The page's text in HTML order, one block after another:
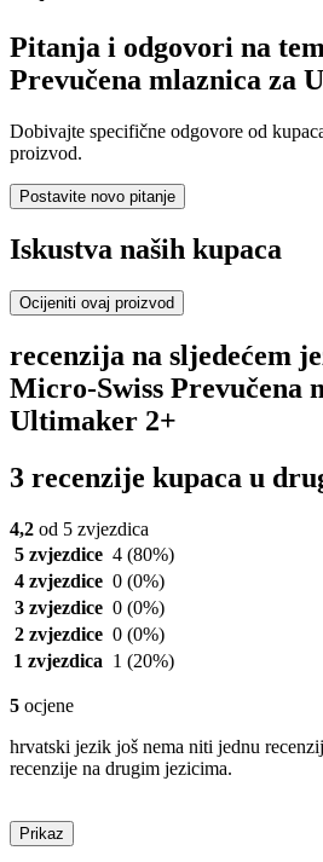
Pitanja i odgovori na
Prevučena mlaznica za
Dobivajte specifične odgovore od
proizvod.
Postavite novo pitanje
Iskustva naših kupaca
Ocijeniti ovaj proizvod
recenzija na sljedećem
Micro-Swiss Prevučena
Ultimaker 2+
3 recenzije kupaca u
4,2 od 5 zvjezdica
5 zvjezdice 4 (80%)
4 zvjezdice 0 (0%)
3 zvjezdice 0 (0%)
2 zvjezdice 0 (0%)
1 zvjezdica 1 (20%)
5 ocjene
hrvatski jezik još nema niti jednu
recenzije na drugim jezicima.
Prikaz